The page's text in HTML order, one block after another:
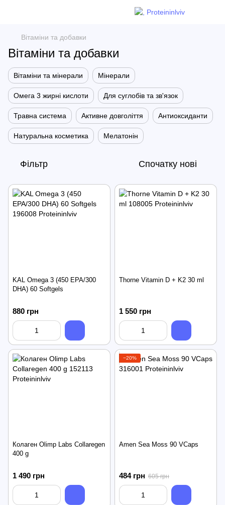
Вітаміни та добавки
Вітаміни та добавки
Вітаміни та мінерали Мінерали
Омега 3 жирні кислоти Для суглобів та зв'язок
Травна система Активне довголіття Антиоксиданти
Натуральна косметика Мелатонін
Фільтр Спочатку нові
KAL Omega 3 (450 EPA/300
DHA) 60 Softgels
880 грн
Thorne Vitamin D + K2 30 ml
1 550 грн
Колаген Olimp Labs Collaregen
400 g
1 490 грн
−20%
Amen Sea Moss 90 VCaps
484 грн 605 грн